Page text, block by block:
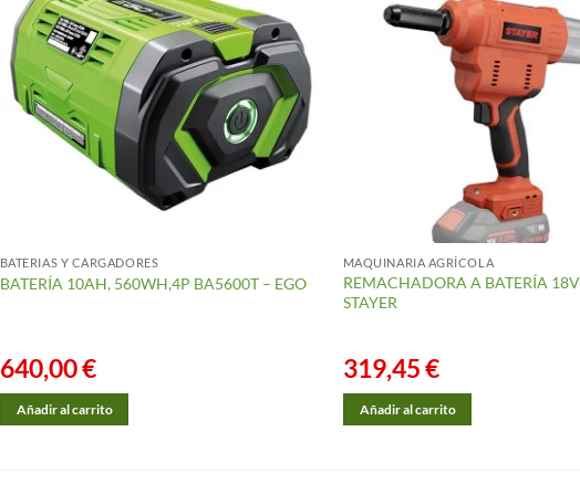
BATERIAS Y CARGADORES
BATERÍA 10AH, 560WH,4P BA5600T – EGO
640,00€
Añadir al carrito
MAQUINARIA AGRÍCOLA
REMACHADORA A BATERÍA
STAYER
319,45€
Añadir al carrito